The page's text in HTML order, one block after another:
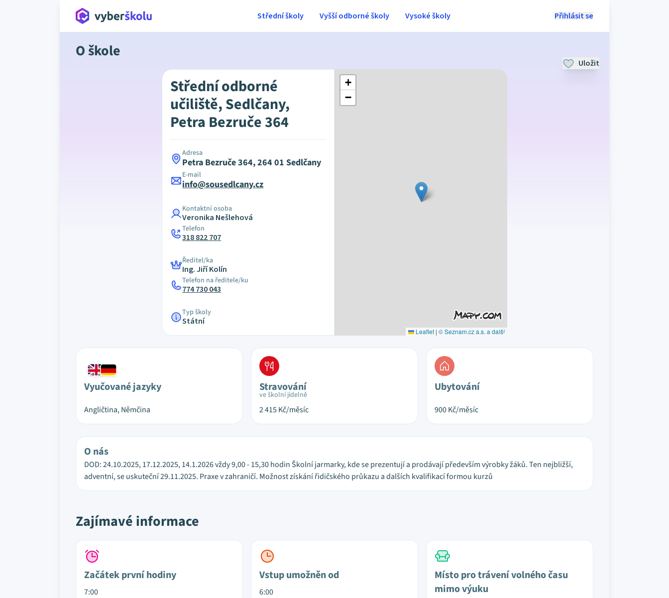
Přihlásit se
Střední školy Vyšší odborné školy Vysoké školy
O škole
Uložit
Střední odborné
učiliště, Sedlčany,
Petra Bezruče 364
Adresa
Petra Bezruče 364, 264 01 Sedlčany
E-mail
info@sousedlcany.cz
Kontaktní osoba
Veronika Nešlehová
Telefon
318 822 707
Ředitel/ka
Ing. Jiří Kolín
Telefon na ředitele/ku
774 730 043
Typ školy
Státní
+
−
Leaflet | © Seznam.cz a.s. a další
Vyučované jazyky
Angličtina, Němčina
Stravování
ve školní jídelně
2 415Kč/měsíc
Ubytování
900Kč/měsíc
O nás
DOD: 24.10.2025, 17.12.2025, 14.1.2026 vždy 9,00 - 15,30 hodin Školní jarmarky, kde se prezentují a prodávají především výrobky žáků. Ten nejbližší,
adventní, se uskuteční 29.11.2025. Praxe v zahraničí. Možnost získání řidičského průkazu a dalších kvalifikací formou kurzů
Zajímavé informace
Začátek první hodiny
7:00
Vstup umožněn od
6:00
Místo pro trávení volného času
mimo výuku